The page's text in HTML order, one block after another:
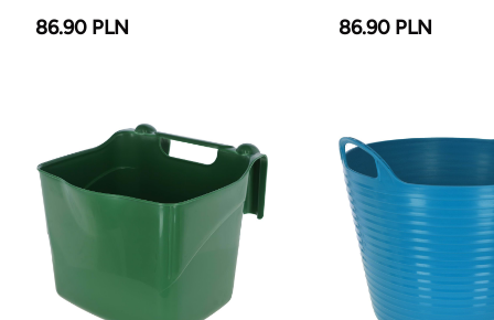
86.90 PLN 86.90 PLN